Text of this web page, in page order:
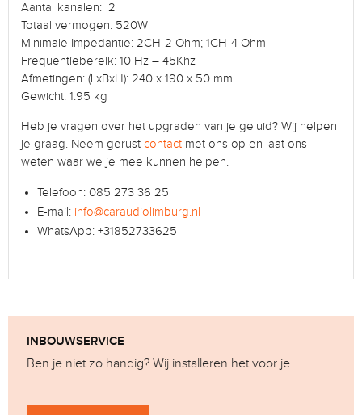
Aantal kanalen: 2
Totaal vermogen: 520W
Minimale Impedantie: 2CH-2 Ohm; 1CH-4 Ohm
Frequentiebereik: 10 Hz – 45Khz
Afmetingen: (LxBxH): 240 x 190 x 50 mm
Gewicht: 1.95 kg
Heb je vragen over het upgraden van je geluid? Wij helpen
je graag. Neem gerust contact met ons op en laat ons
weten waar we je mee kunnen helpen.
Telefoon: 085 273 36 25
E-mail: info@caraudiolimburg.nl
WhatsApp: +31852733625
INBOUWSERVICE
Ben je niet zo handig? Wij installeren het voor je.